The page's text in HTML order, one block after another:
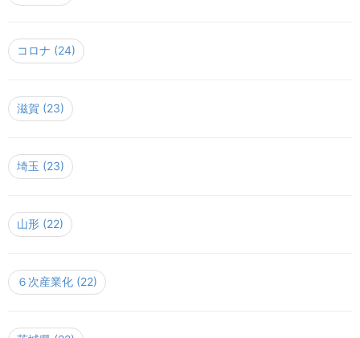
コロナ (24)
滋賀 (23)
埼玉 (23)
山形 (22)
６次産業化 (22)